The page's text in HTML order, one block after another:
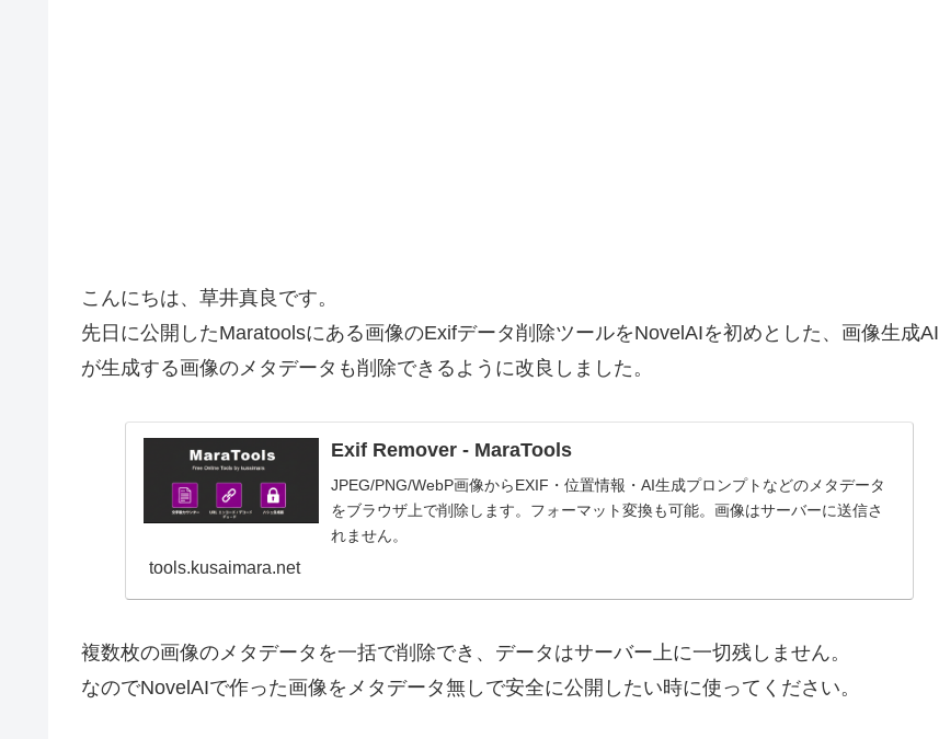
こんにちは、草井真良です。
先日に公開したMaratoolsにある画像のExifデータ削除ツールをNovelAIを初めとした、画像生成AI
が生成する画像のメタデータも削除できるように改良しました。
Exif Remover - MaraTools
JPEG/PNG/WebP画像からEXIF・位置情報・AI生成プロンプトなどのメタデータ
をブラウザ上で削除します。フォーマット変換も可能。画像はサーバーに送信さ
れません。
tools.kusaimara.net
複数枚の画像のメタデータを一括で削除でき、データはサーバー上に一切残しません。
なのでNovelAIで作った画像をメタデータ無しで安全に公開したい時に使ってください。